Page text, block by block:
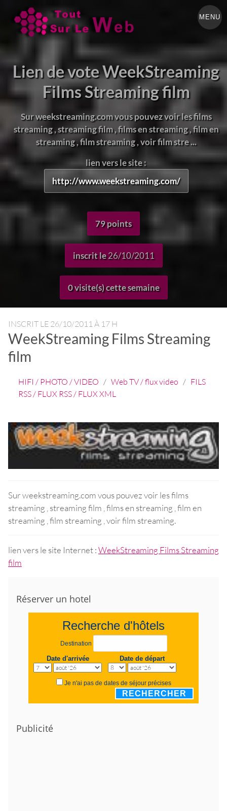
MENU
Lien de vote WeekStreaming
Films Streaming film
Sur weekstreaming.com vous pouvez voir les films
streaming , streaming film , films en streaming , film en
streaming , film streaming , voir film stre ...
lien vers le site :
http://www.weekstreaming.com/
79 points
inscrit le26/10/2011
0 visite(s) cette semaine
INSCRIT LE 26/10/2011 À 17 H
WeekStreaming Films Streaming
film
HIFI / PHOTO / VIDEO / Web TV / flux video / FILS
RSS / FLUX RSS / FLUX XML
Sur weekstreaming.com vous pouvez voir les films
streaming , streaming film , films en streaming , film en
streaming , film streaming , voir film streaming.
lien vers le site Internet :WeekStreaming Films Streaming
film
Réserver un hotel
Recherche d'hôtels
Destination
Date d'arrivée Date de départ
Je n'ai pas de dates de séjour précises
RECHERCHER
Publicité